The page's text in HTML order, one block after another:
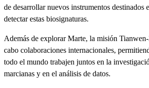
de desarrollar nuevos instrumentos destinados
detectar estas biosignaturas.
Además de explorar Marte, la misión
cabo colaboraciones internacionales,
todo el mundo trabajen juntos en la
marcianas y en el análisis de datos.